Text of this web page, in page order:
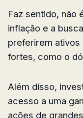
Faz sentido, não
inflação e a
preferirem ativos
fortes, como o
Além disso,
acesso a uma
ações de